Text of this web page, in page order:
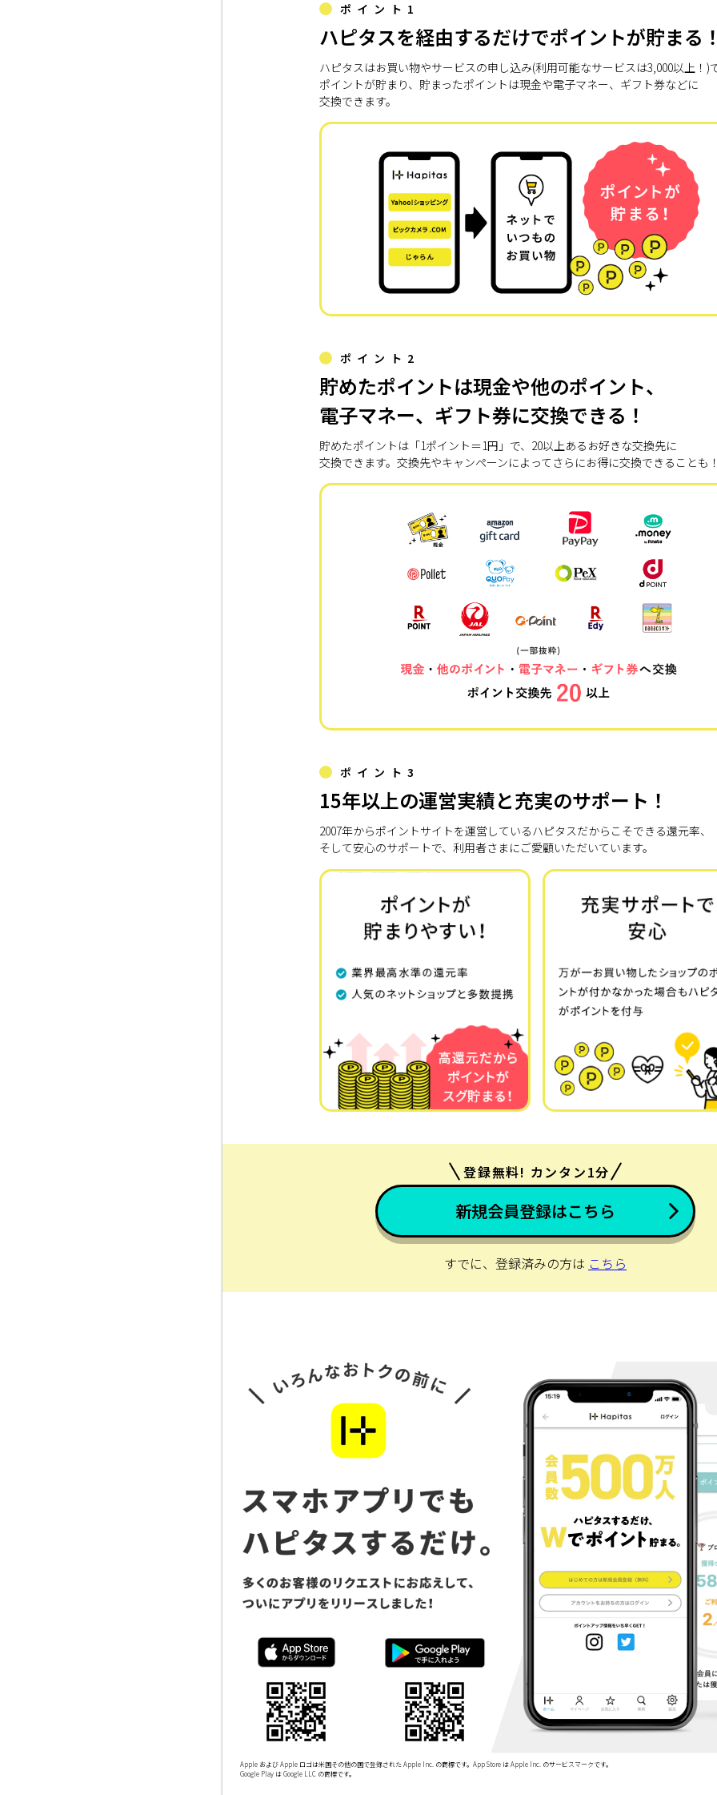
ポイント1
ハピタスを経由するだけでポイントが貯まる
ハピタスはお買い物やサービスの申し込み(利用可能なサービスは3,000以上！)
ポイントが貯まり、貯まったポイントは現金や電子マネー、ギフト券などに
交換できます。
ポイント2
貯めたポイントは現金や他のポイント、
電子マネー、ギフト券に交換できる！
貯めたポイントは「1ポイント＝1円」で、20以上あるお好きな交換先に
交換できます。交換先やキャンペーンによってさらにお得に交換できることも
ポイント3
15年以上の運営実績と充実のサポート！
2007年からポイントサイトを運営しているハピタスだからこそできる還元率、
そして安心のサポートで、利用者さまにご愛顧いただいています。
登録無料! カンタン1分
新規会員登録はこちら
すでに、登録済みの方は こちら
Apple および Apple ロゴは米国その他の国で登録された Apple Inc. の商標です。App Store は Apple Inc. のサービスマークです。
Google Play は Google LLC の商標です。